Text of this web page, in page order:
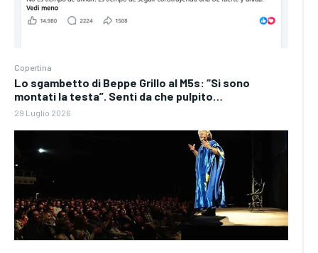
Copertina
Lo sgambetto di Beppe Grillo al M5s: “Si sono
montati la testa”. Senti da che pulpito…
29 Luglio 2026